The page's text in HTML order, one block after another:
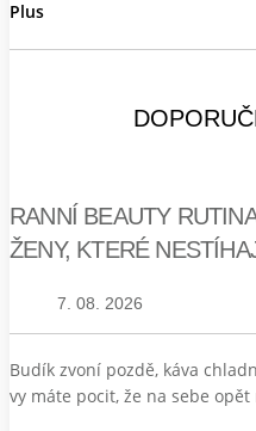
Plus
RANNÍ BEAUTY
ŽENY, KTERÉ
7. 08. 2026
Budík zvoní pozdě, káva
vy máte pocit, že na sebe opět